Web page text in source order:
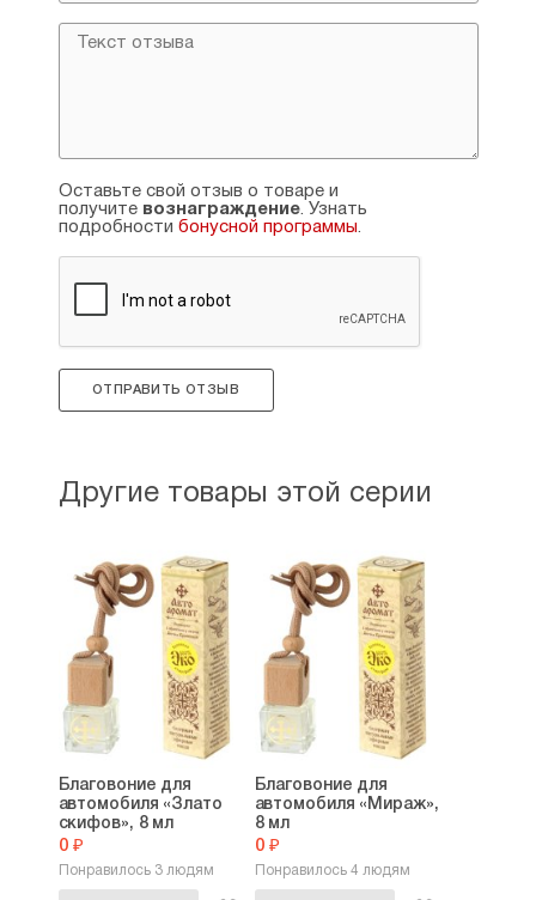
Оставьте свой отзыв о товаре и
получите вознаграждение. Узнать
подробности бонусной программы.
ОТПРАВИТЬ ОТЗЫВ
Другие товары этой серии
Благовоние для
автомобиля «Злато
скифов», 8 мл
0 ₽
Понравилось 3 людям
Благовоние для
автомобиля «Мираж»,
8 мл
0 ₽
Понравилось 4 людям